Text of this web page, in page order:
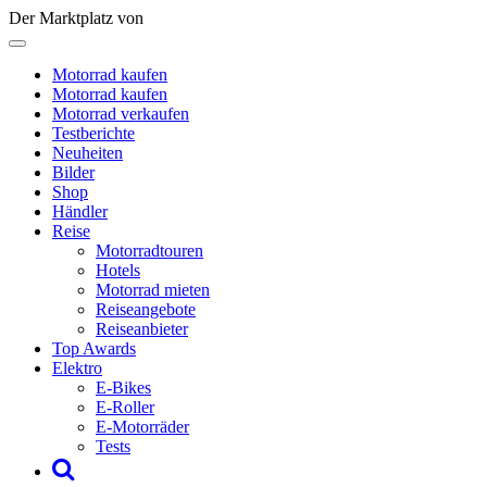
Der Marktplatz von
Motorrad kaufen
Motorrad kaufen
Motorrad verkaufen
Testberichte
Neuheiten
Bilder
Shop
Händler
Reise
Motorradtouren
Hotels
Motorrad mieten
Reiseangebote
Reiseanbieter
Top Awards
Elektro
E-Bikes
E-Roller
E-Motorräder
Tests